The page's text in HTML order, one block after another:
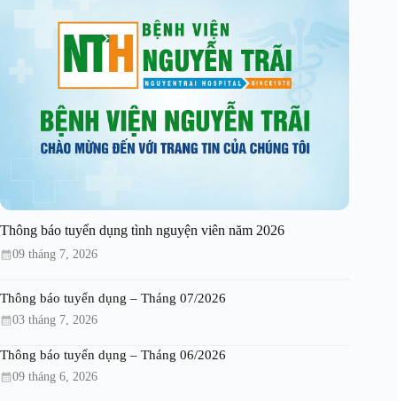
Thông báo tuyển dụng tình nguyện viên năm 2026
09 tháng 7, 2026
Thông báo tuyển dụng – Tháng 07/2026
03 tháng 7, 2026
Thông báo tuyển dụng – Tháng 06/2026
09 tháng 6, 2026